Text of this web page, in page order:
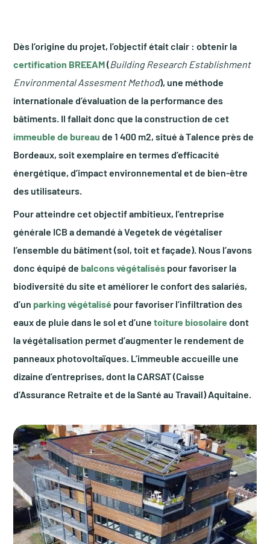
Dès l’origine du projet, l’objectif était clair : obtenir la
certification BREEAM(Building Research Establishment
Environmental Assesment Method), une méthode
internationale d’évaluation de la performance des
bâtiments. Il fallait donc que la construction de cet
immeuble de bureau de 1 400 m2, situé à Talence près de
Bordeaux, soit exemplaire en termes d’efficacité
énergétique, d’impact environnemental et de bien-être
des utilisateurs.
Pour atteindre cet objectif ambitieux, l’entreprise
générale ICB a demandé à Vegetek de végétaliser
l’ensemble du bâtiment (sol, toit et façade). Nous l’avons
donc équipé debalcons végétalisés pour favoriser la
biodiversité du site et améliorer le confort des salariés,
d’un parking végétalisé pour favoriser l’infiltration des
eaux de pluie dans le sol et d’unetoiture biosolaire dont
la végétalisation permet d’augmenter le rendement de
panneaux photovoltaïques. L’immeuble accueille une
dizaine d’entreprises, dont la CARSAT (Caisse
d’Assurance Retraite et de la Santé au Travail) Aquitaine.